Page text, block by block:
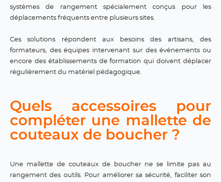
systèmes de rangement spécialement conçus pour les
déplacements fréquents entre plusieurs sites.
Ces solutions répondent aux besoins des artisans, des
formateurs, des équipes intervenant sur des événements ou
encore des établissements de formation qui doivent déplacer
régulièrement du matériel pédagogique.
Quels accessoires pour
compléter une mallette de
couteaux de boucher ?
Une mallette de couteaux de boucher ne se limite pas au
rangement des outils. Pour améliorer sa sécurité, faciliter son